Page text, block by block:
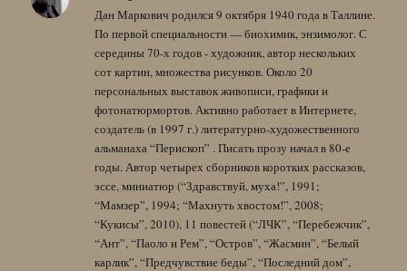
Дан Маркович родился 9 октября 1940 года в Таллине.
По первой специальности — биохимик, энзимолог. С
середины 70-х годов - художник, автор нескольких
сот картин, множества рисунков. Около 20
персональных выставок живописи, графики и
фотонатюрмортов. Активно работает в Интернете,
создатель (в 1997 г.) литературно-художественного
альманаха “Перископ” . Писать прозу начал в 80-е
годы. Автор четырех сборников коротких рассказов,
эссе, миниатюр (“Здравствуй, муха!”, 1991;
“Мамзер”, 1994; “Махнуть хвостом!”, 2008;
“Кукисы”, 2010), 11 повестей (“ЛЧК”, “Перебежчик”,
“Ант”, “Паоло и Рем”, “Остров”, “Жасмин”, “Белый
карлик”, “Предчувствие беды”, “Последний дом”,